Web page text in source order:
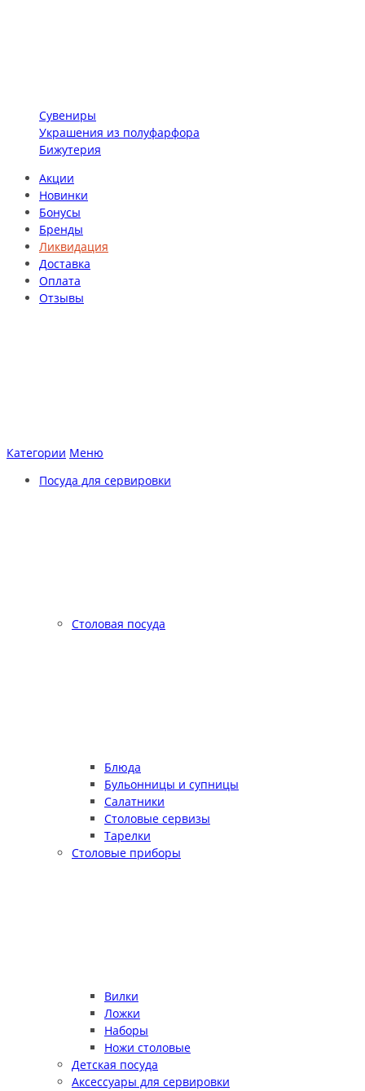
Сувениры
Украшения из полуфарфора
Бижутерия
Акции
Новинки
Бонусы
Бренды
Ликвидация
Доставка
Оплата
Отзывы
Категории Меню
Посуда для сервировки
Столовая посуда
Блюда
Бульонницы и супницы
Салатники
Столовые сервизы
Тарелки
Столовые приборы
Вилки
Ложки
Наборы
Ножи столовые
Детская посуда
Аксессуары для сервировки